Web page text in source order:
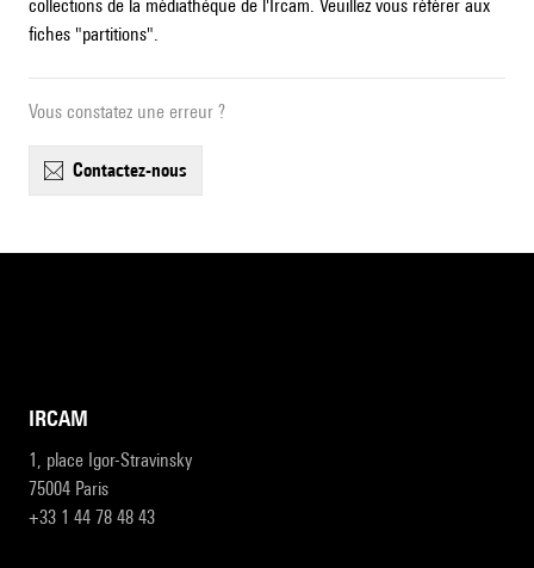
collections de la médiathèque de l'Ircam. Veuillez vous référer aux
fiches "partitions".
Vous constatez une erreur ?
contactez-nous
IRCAM
1, place Igor-Stravinsky
75004 Paris
+33 1 44 78 48 43